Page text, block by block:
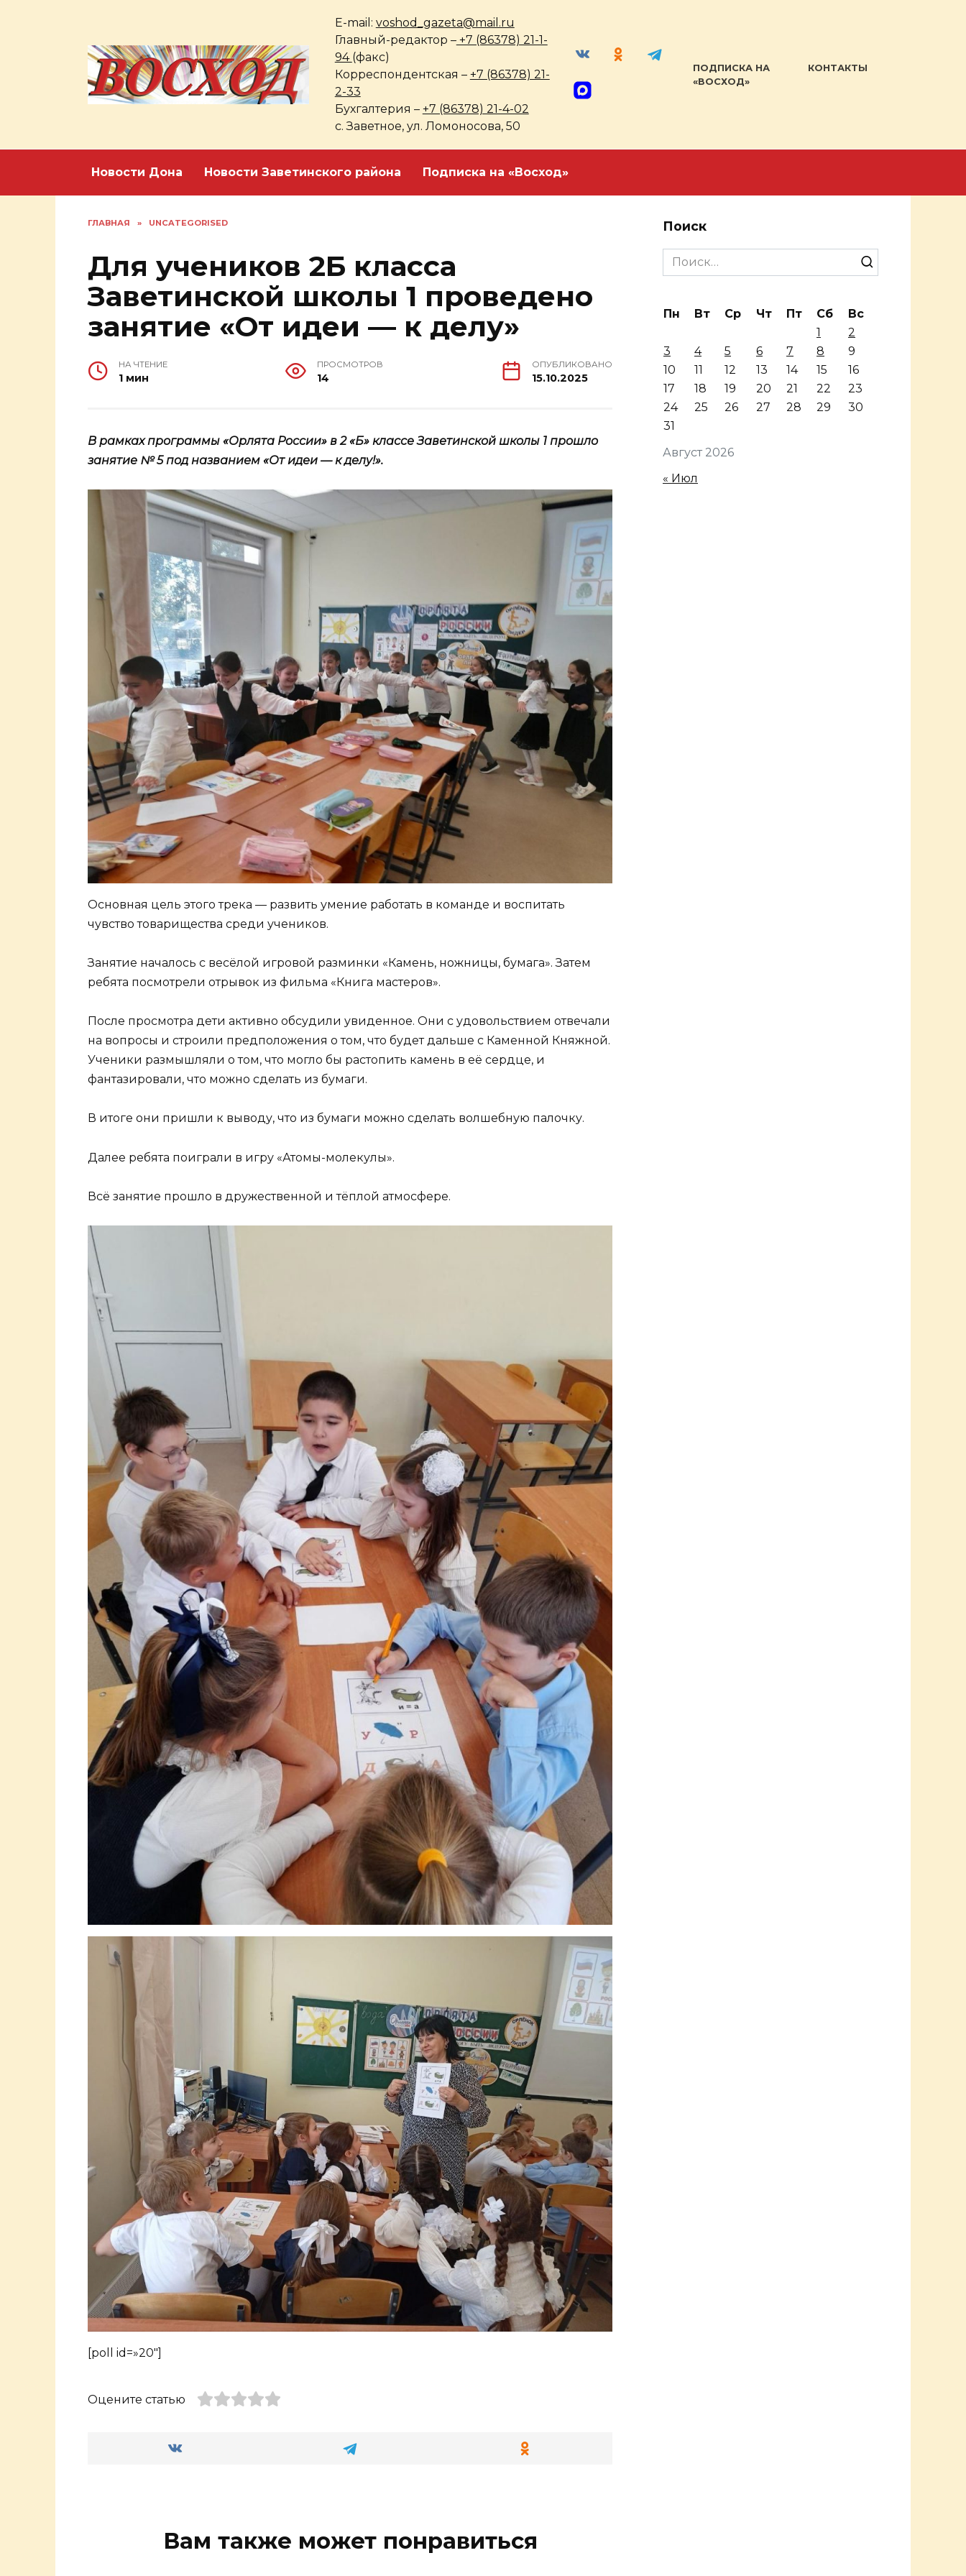
E-mail: voshod_gazeta@mail.ru
Главный-редактор –+7 (86378) 21-1-
94 (факс)
Корреспондентская – +7 (86378) 21-
2-33
Бухгалтерия – +7 (86378) 21-4-02
с. Заветное, ул. Ломоносова, 50
ПОДПИСКА НА
«ВОСХОД»
КОНТАКТЫ
Новости Дона Новости Заветинского района Подписка на «Восход»
ГЛАВНАЯ » UNCATEGORISED
Для учеников 2Б класса
Заветинской школы 1 проведено
занятие «От идеи — к делу»
НА ЧТЕНИЕ
1 мин
ПРОСМОТРОВ
14
ОПУБЛИКОВАНО
15.10.2025
В рамках программы «Орлята России» в 2 «Б» классе Заветинской школы 1 прошло
занятие № 5 под названием «От идеи — к делу!».
Основная цель этого трека — развить умение работать в команде и воспитать
чувство товарищества среди учеников.
Занятие началось с весёлой игровой разминки «Камень, ножницы, бумага». Затем
ребята посмотрели отрывок из фильма «Книга мастеров».
После просмотра дети активно обсудили увиденное. Они с удовольствием отвечали
на вопросы и строили предположения о том, что будет дальше с Каменной Княжной.
Ученики размышляли о том, что могло бы растопить камень в её сердце, и
фантазировали, что можно сделать из бумаги.
В итоге они пришли к выводу, что из бумаги можно сделать волшебную палочку.
Далее ребята поиграли в игру «Атомы-молекулы».
Всё занятие прошло в дружественной и тёплой атмосфере.
[poll id=»20″]
Оцените статью
Вам также может понравиться
Поиск
Search
for:
Август 2026
Пн Вт Ср Чт Пт Сб
Вс
1
2
3
4 5 6 7 8
9
10
11 12 13 14 15
16
17
18 19 20 21 22
23
24
25 26 27 28 29
30
31
« Июл